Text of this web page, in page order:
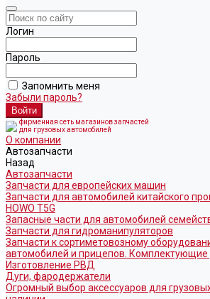
Логин
Пароль
Запомнить меня
Забыли пароль?
фирменная сеть магазинов запчастей
для грузовых автомобилей
О компании
Автозапчасти
Назад
Автозапчасти
Запчасти для европейских машин
Запчасти для автомобилей китайского
HOWO T5G
Запасные части для автомобилей
Запчасти для гидроманипуляторов
Запчасти к сортиметовозному
автомобилей и прицепов. Комплектующие
Изготовление РВД
Дуги, фародержатели
Огромный выбор аксессуаров для